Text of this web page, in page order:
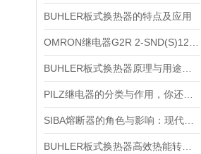
BUHLER板式换热器的特点及应用